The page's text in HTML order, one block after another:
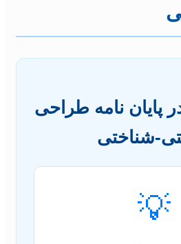
پایان نامه طراحی
شناختی
💡